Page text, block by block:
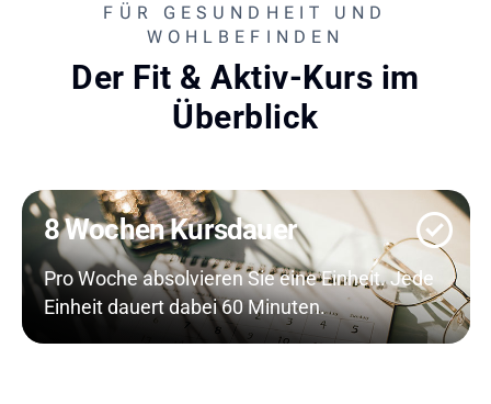
FÜR GESUNDHEIT UND
WOHLBEFINDEN
Der Fit & Aktiv-Kurs im
Überblick
8 Wochen Kursdauer
Pro Woche absolvieren Sie eine Einheit. Jede
Einheit dauert dabei 60 Minuten.